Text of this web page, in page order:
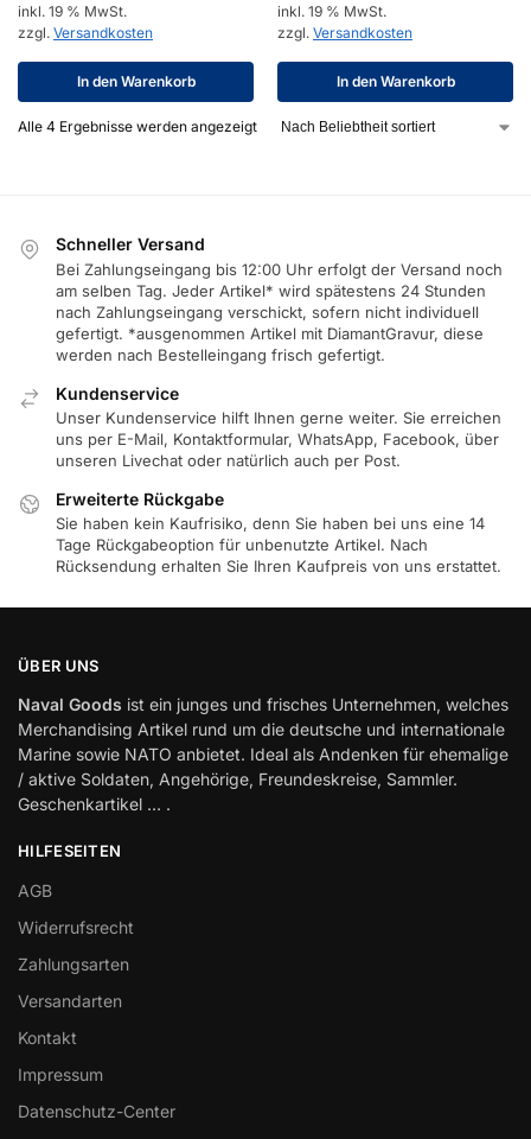
inkl. 19 % MwSt.
zzgl. Versandkosten
In den Warenkorb
inkl. 19 % MwSt.
zzgl. Versandkosten
In den Warenkorb
Alle 4 Ergebnisse werden angezeigt
Schneller Versand
Bei Zahlungseingang bis 12:00 Uhr erfolgt der Versand noch
am selben Tag. Jeder Artikel* wird spätestens 24 Stunden
nach Zahlungseingang verschickt, sofern nicht individuell
gefertigt. *ausgenommen Artikel mit DiamantGravur, diese
werden nach Bestelleingang frisch gefertigt.
Kundenservice
Unser Kundenservice hilft Ihnen gerne weiter. Sie erreichen
uns per E-Mail, Kontaktformular, WhatsApp, Facebook, über
unseren Livechat oder natürlich auch per Post.
Erweiterte Rückgabe
Sie haben kein Kaufrisiko, denn Sie haben bei uns eine 14
Tage Rückgabeoption für unbenutzte Artikel. Nach
Rücksendung erhalten Sie Ihren Kaufpreis von uns erstattet.
ÜBER UNS
Naval Goods ist ein junges und frisches Unternehmen, welches
Merchandising Artikel rund um die deutsche und internationale
Marine sowie NATO anbietet. Ideal als Andenken für ehemalige
/ aktive Soldaten, Angehörige, Freundeskreise, Sammler.
Geschenkartikel … .
HILFESEITEN
AGB
Widerrufsrecht
Zahlungsarten
Versandarten
Kontakt
Impressum
Datenschutz-Center